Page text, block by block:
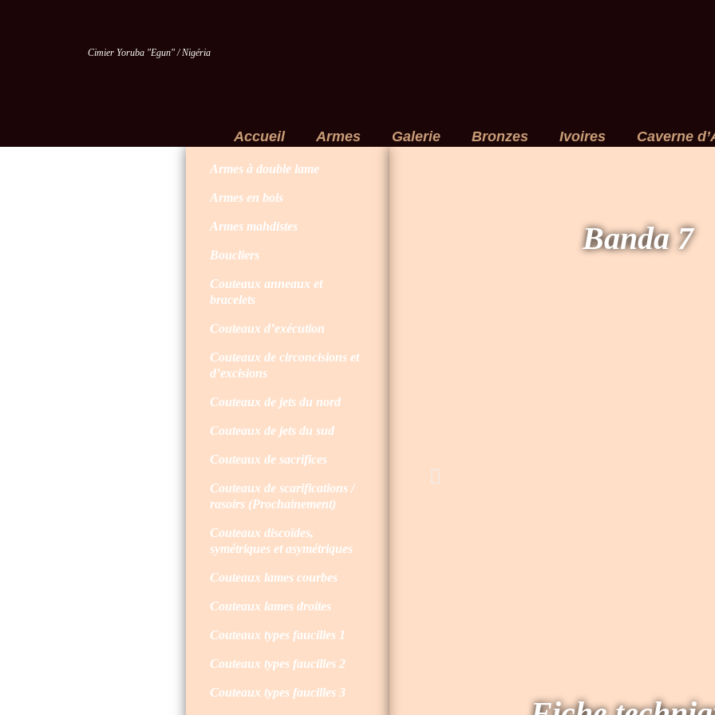
Cimier Yoruba "Egun" / Nigéria
Accueil Armes Galerie Bronzes Ivoires Caverne
Armes à double lame
Armes en bois
Armes mahdistes
Boucliers
Couteaux anneaux et
bracelets
Couteaux d’exécution
Couteaux de circoncisions et
d’excisions
Couteaux de jets du nord
Couteaux de jets du sud
Couteaux de sacrifices
Couteaux de scarifications /
rasoirs (Prochainement)
Couteaux discoïdes,
symétriques et asymétriques
Couteaux lames courbes
Couteaux lames droites
Couteaux types faucilles 1
Couteaux types faucilles 2
Couteaux types faucilles 3
Banda 7